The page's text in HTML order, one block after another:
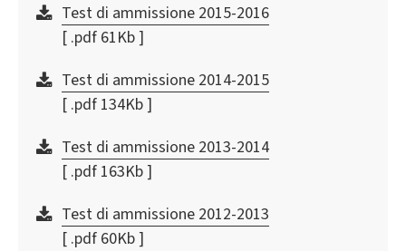
Test di ammissione 2015-2016
[ .pdf 61Kb ]
Test di ammissione 2014-2015
[ .pdf 134Kb ]
Test di ammissione 2013-2014
[ .pdf 163Kb ]
Test di ammissione 2012-2013
[ .pdf 60Kb ]